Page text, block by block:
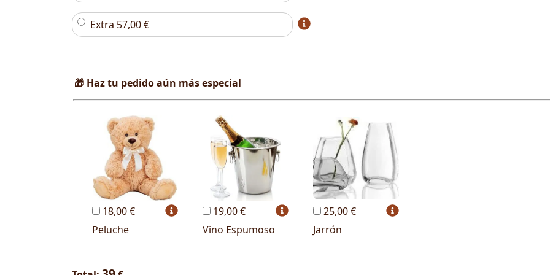
Extra 57,00€
🎁 Haz tu pedido aún más especial
18,00 €
Peluche
19,00 €
Vino Espumoso
25,00 €
Jarrón